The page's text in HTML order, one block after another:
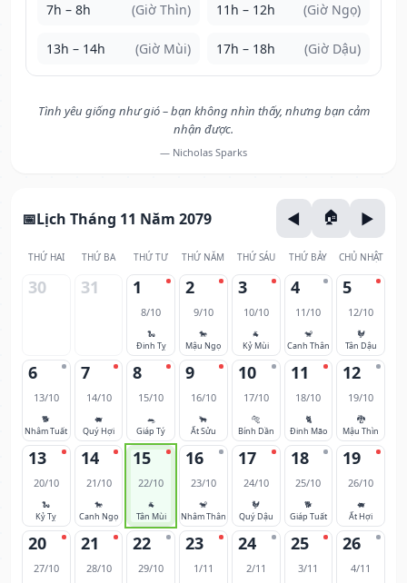
7h – 8h (Giờ Thìn) 11h – 12h (Giờ Ngọ)
13h – 14h (Giờ Mùi) 17h – 18h (Giờ Dậu)
Tình yêu giống như gió – bạn không nhìn thấy, nhưng bạn cảm
nhận được.
— Nicholas Sparks
Lịch Tháng 11 Năm 2079
THỨ HAI THỨ BA THỨ TƯ THỨ NĂM THỨ SÁU THỨ BẢY CHỦ NHẬT
30 31 1
8/10
🐍
Đinh Tỵ
2
9/10
🐎
Mậu Ngọ
3
10/10
🐐
Kỷ Mùi
4
11/10
🐒
Canh Thân
5
12/10
🐓
Tân Dậu
6
13/10
🐕
Nhâm Tuất
7
14/10
🐖
Quý Hợi
8
15/10
🐀
Giáp Tý
9
16/10
🐂
Ất Sửu
10
17/10
🐅
Bính Dần
11
18/10
🐈
Đinh Mão
12
19/10
🐉
Mậu Thìn
13
20/10
🐍
Kỷ Tỵ
14
21/10
🐎
Canh Ngọ
15
22/10
🐐
Tân Mùi
16
23/10
🐒
Nhâm Thân
17
24/10
🐓
Quý Dậu
18
25/10
🐕
Giáp Tuất
19
26/10
🐖
Ất Hợi
20
27/10
21
28/10
22
29/10
23
1/11
24
2/11
25
3/11
26
4/11